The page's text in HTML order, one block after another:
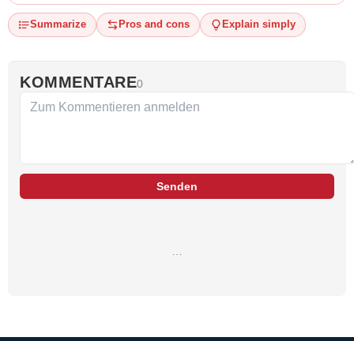
Summarize Pros and cons Explain simply
KOMMENTARE0
Senden